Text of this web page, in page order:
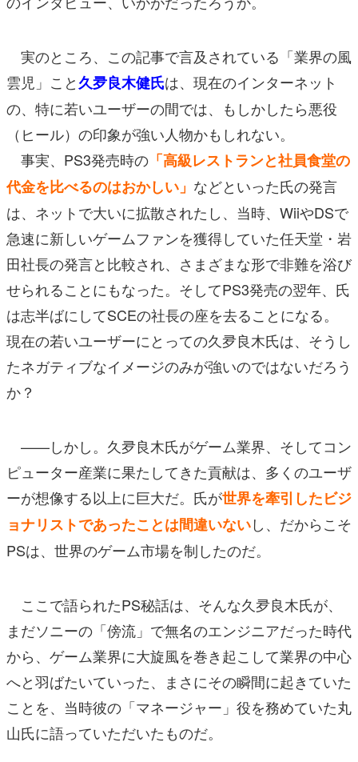
実のところ、この記事で言及されている「業界の風
雲児」こと久夛良木健氏は、現在のインターネット
の、特に若いユーザーの間では、もしかしたら悪役
（ヒール）の印象が強い人物かもしれない。
事実、PS3発売時の 「高級レストランと社員食堂の
代金を比べるのはおかしい」 などといった氏の発言
は、ネットで大いに拡散されたし、当時、WiiやDSで
急速に新しいゲームファンを獲得していた任天堂・岩
田社長の発言と比較され、さまざまな形で非難を浴び
せられることにもなった。そしてPS3発売の翌年、氏
は志半ばにしてSCEの社長の座を去ることになる。
現在の若いユーザーにとっての久夛良木氏は、そうし
たネガティブなイメージのみが強いのではないだろう
か？
——しかし。久夛良木氏がゲーム業界、そしてコン
ピューター産業に果たしてきた貢献は、多くのユーザ
ーが想像する以上に巨大だ。氏が世界を牽引したビジ
ョナリストであったことは間違いないし、だからこそ
PSは、世界のゲーム市場を制したのだ。
ここで語られたPS秘話は、そんな久夛良木氏が、
まだソニーの「傍流」で無名のエンジニアだった時代
から、ゲーム業界に大旋風を巻き起こして業界の中心
へと羽ばたいていった、まさにその瞬間に起きていた
ことを、当時彼の「マネージャー」役を務めていた丸
山氏に語っていただいたものだ。